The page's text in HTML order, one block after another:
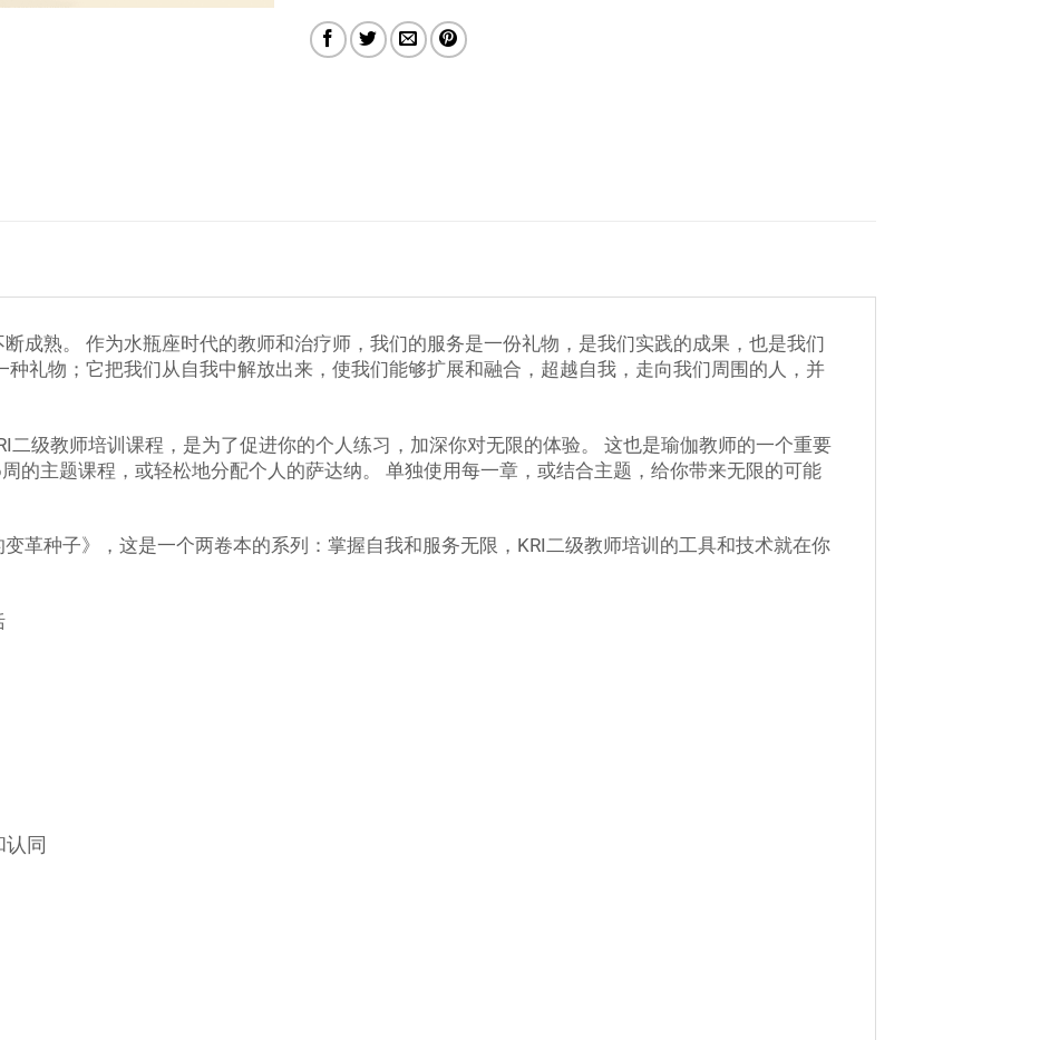
成熟。 作为水瓶座时代的教师和治疗师，我们的服务是一份礼物，是我们实践的成果，也是我们
种礼物；它把我们从自我中解放出来，使我们能够扩展和融合，超越自我，走向我们周围的人，并
二级教师培训课程，是为了促进你的个人练习，加深你对无限的体验。 这也是瑜伽教师的一个重要
的主题课程，或轻松地分配个人的萨达纳。 单独使用每一章，或结合主题，给你带来无限的可能
革种子》，这是一个两卷本的系列：掌握自我和服务无限，KRI二级教师培训的工具和技术就在你
同